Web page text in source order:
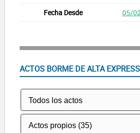
05/
ACTOS BORME DE ALTA